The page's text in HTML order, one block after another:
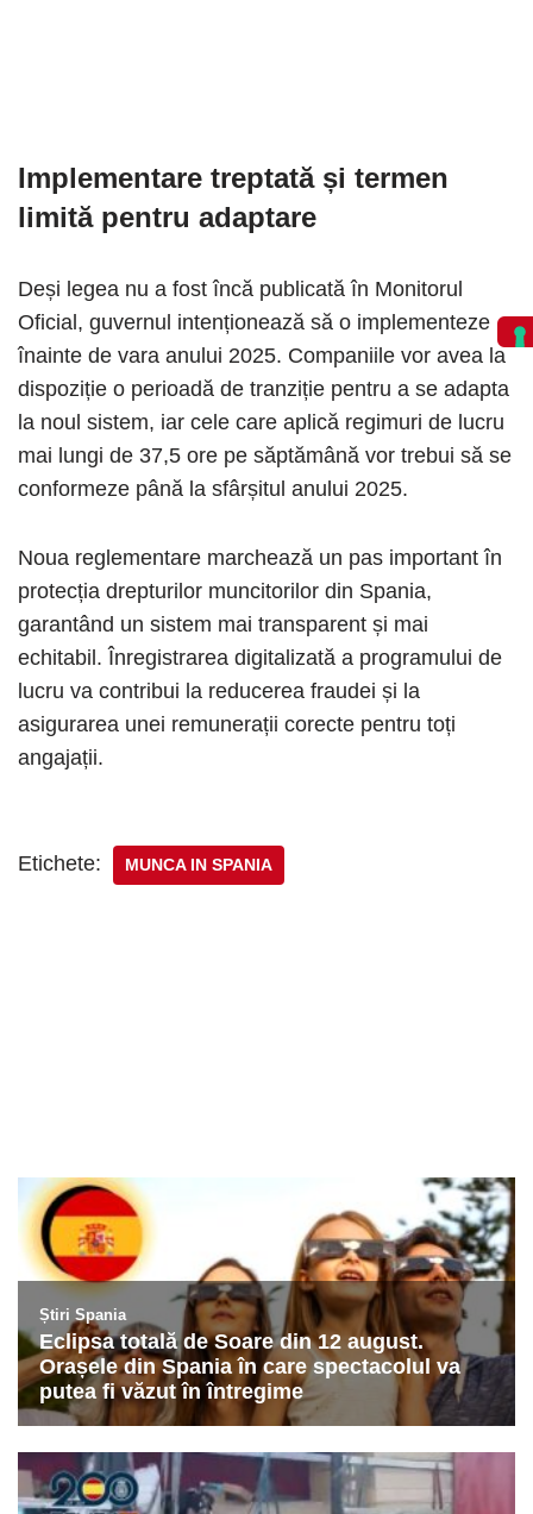
Implementare treptată și termen
limită pentru adaptare
Deși legea nu a fost încă publicată în Monitorul
Oficial, guvernul intenționează să o implementeze
înainte de vara anului 2025. Companiile vor avea la
dispoziție o perioadă de tranziție pentru a se adapta
la noul sistem, iar cele care aplică regimuri de lucru
mai lungi de 37,5 ore pe săptămână vor trebui să se
conformeze până la sfârșitul anului 2025.
Noua reglementare marchează un pas important în
protecția drepturilor muncitorilor din Spania,
garantând un sistem mai transparent și mai
echitabil. Înregistrarea digitalizată a programului de
lucru va contribui la reducerea fraudei și la
asigurarea unei remunerații corecte pentru toți
angajații.
Etichete: MUNCA IN SPANIA